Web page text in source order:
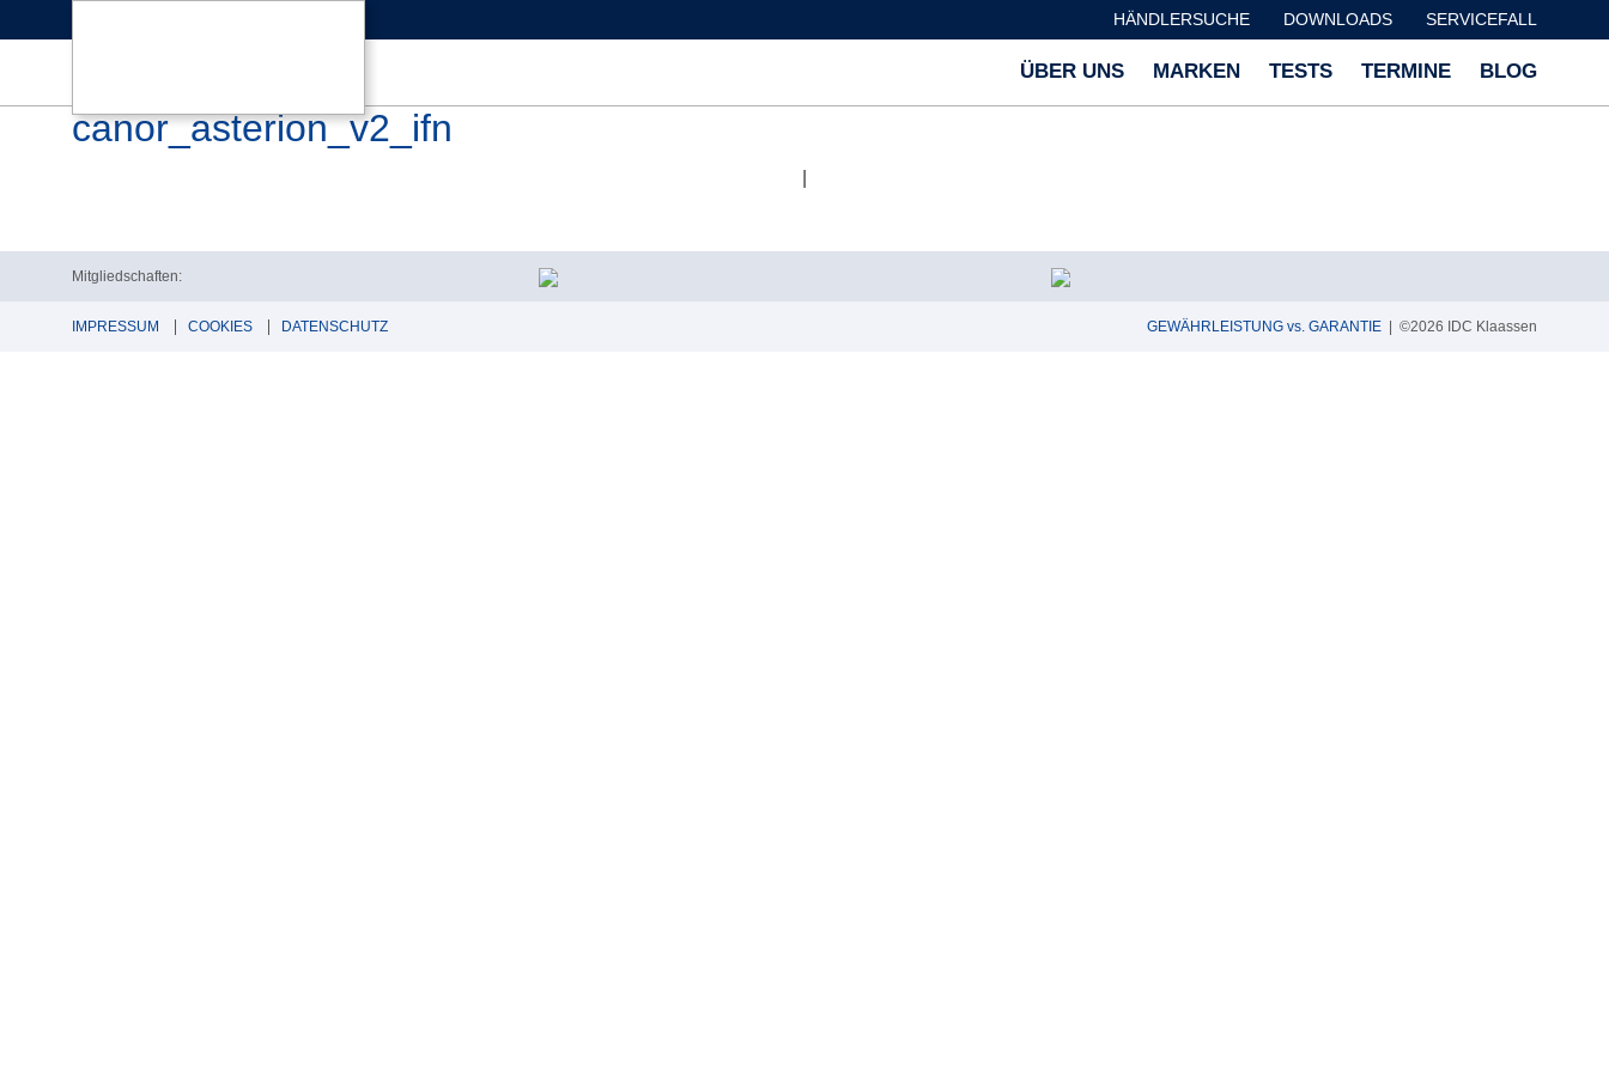
HÄNDLERSUCHE DOWNLOADS SERVICEFALL
ÜBER UNS MARKEN TESTS TERMINE BLOG
canor_asterion_v2_ifn
Mitgliedschaften:
IMPRESSUM COOKIES DATENSCHUTZ GEWÄHRLEISTUNG vs. GARANTIE | ©2026 IDC Klaassen